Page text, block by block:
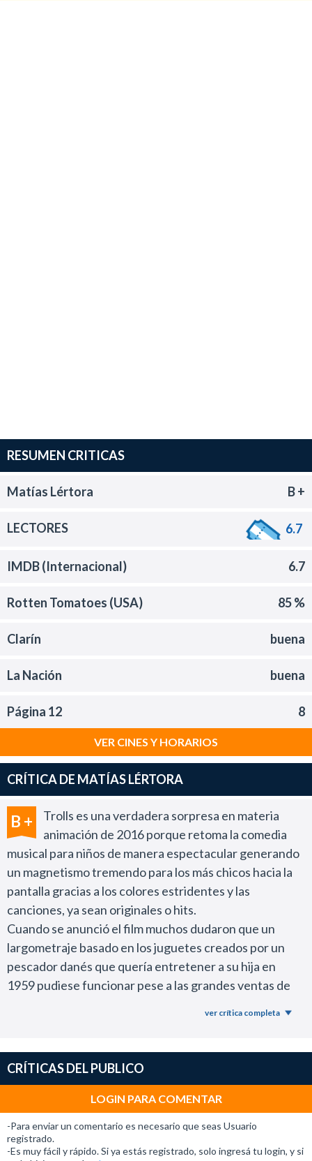
RESUMEN CRITICAS
Matías Lértora B +
LECTORES 6.7
IMDB (Internacional) 6.7
Rotten Tomatoes (USA) 85 %
Clarín buena
La Nación buena
Página 12 8
VER CINES Y HORARIOS
CRÍTICA DE MATÍAS LÉRTORA
B +
Trolls es una verdadera sorpresa en materia
animación de 2016 porque retoma la comedia
musical para niños de manera espectacular generando
un magnetismo tremendo para los más chicos hacia la
pantalla gracias a los colores estridentes y las
canciones, ya sean originales o hits.
Cuando se anunció el film muchos dudaron que un
largometraje basado en los juguetes creados por un
pescador danés que quería entretener a su hija en
1959 pudiese funcionar pese a las grandes ventas de
La historia es simple y ya la hemos visto varias veces en
con un antihéroe) pero aquí se encuentra teñida de
mucha ternura y partes que dan mucha risa gracias a
cómo son los personajes.
No solo los números musicales sino también detalles
ver crítica completa
CRÍTICAS DEL PUBLICO
LOGIN PARA COMENTAR
-Para enviar un comentario es necesario que seas Usuario
registrado.
-Es muy fácil y rápido. Si ya estás registrado, solo ingresá tu login, y si